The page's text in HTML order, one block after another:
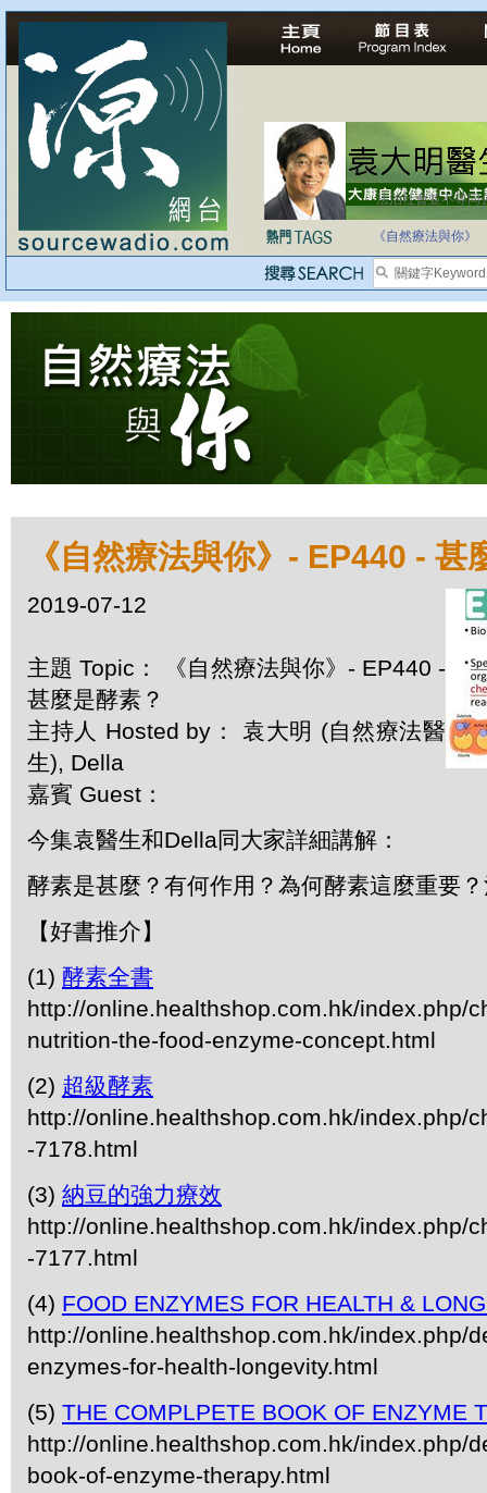
法治社會並不等同
自家教育合法化-
《自然療法與你》
《自然療法與你》- EP440 - 甚
2019-07-12
主題 Topic： 《自然療法與你》- EP440 -
甚麼是酵素？
主持人 Hosted by： 袁大明 (自然療法醫
生), Della
嘉賓 Guest：
今集袁醫生和Della同大家詳細講解：
酵素是甚麼？有何作用？為何酵素這麼重要
【好書推介】
(1) 酵素全書
http://online.healthshop.com.hk/index.php/
nutrition-the-food-enzyme-concept.html
(2) 超級酵素
http://online.healthshop.com.hk/index.php/
-7178.html
(3) 納豆的強力療效
http://online.healthshop.com.hk/index.php/
-7177.html
(4) FOOD ENZYMES FOR HEALTH &
http://online.healthshop.com.hk/index.php/
enzymes-for-health-longevity.html
(5) THE COMPLPETE BOOK OF ENZYME
http://online.healthshop.com.hk/index.php/
book-of-enzyme-therapy.html